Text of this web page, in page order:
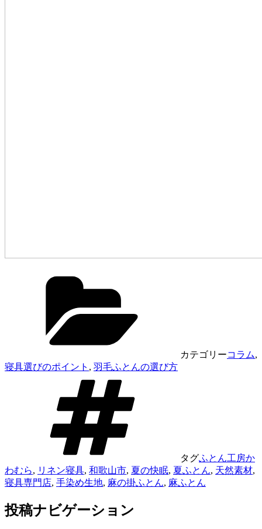
カテゴリーコラム,
寝具選びのポイント , 羽毛ふとんの選び方
タグふとん工房か
わむら, リネン寝具, 和歌山市, 夏の快眠, 夏ふとん, 天然素材,
寝具専門店, 手染め生地, 麻の掛ふとん, 麻ふとん
投稿ナビゲーション